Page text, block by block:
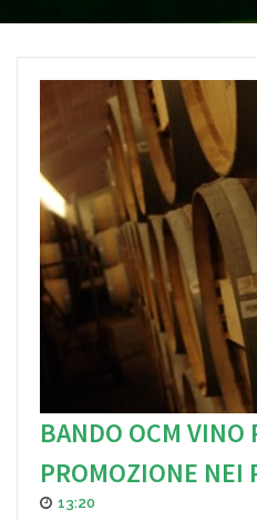
BANDO OCM VINO
PROMOZIONE NEI
13:20